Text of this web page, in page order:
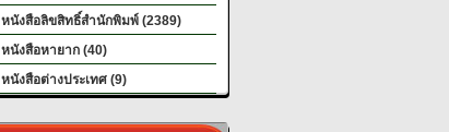
หนังสือลิขสิทธิ์สำนักพิมพ์ (2389)
หนังสือหายาก (40)
หนังสือต่างประเทศ (9)